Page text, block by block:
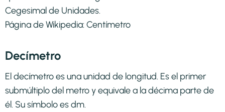
Cegesimal de Unidades.
Página de Wikipedia: Centímetro
Decímetro
El decímetro es una unidad de longitud. Es el primer
submúltiplo del metro y equivale a la décima parte de
él. Su símbolo es dm.